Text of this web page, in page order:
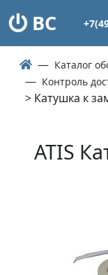
ВС
Каталог
Контроль
> Катушка к
ATIS